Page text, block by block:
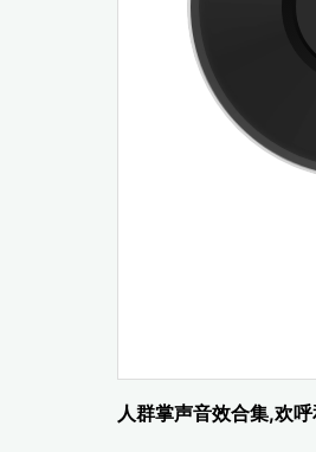
人群掌声音效合集,欢